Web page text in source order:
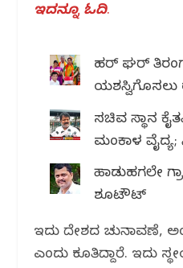
ಇದನ್ನೂ ಓದಿ.
ಹರ್ ಘರ್
ಸಚಿವ ಸ್ಥಾನ
ಮಂಕಾಳ ವೈದ್ಯ;
ಹಾಡುಹಗಲೇ
ಶೂಟೌಟ್
ಇದು ದೇಶದ ಚುನಾವಣೆ,
ಎಂದು ಕೂತಿದ್ದಾರೆ. ಇದು